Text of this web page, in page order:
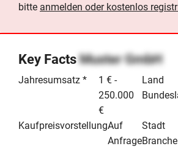
bitte anmelden oder kostenlos
Key FactsMuster GmbH
Jahresumsatz *
1 € -
250.000
€
KaufpreisvorstellungAuf
Anfrage
Land
Stadt
Branche